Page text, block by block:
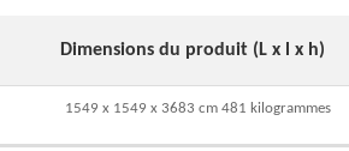
Dimensions du produit (L x l x h)
1549 x 1549 x 3683 cm 481 kilogrammes